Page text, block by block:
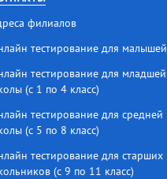
филиалов
тестирование для малышей
тестирование для младшей
(с 1 по 4 класс)
тестирование для средней
(с 5 по 8 класс)
тестирование для старших
(с 9 по 11 класс)